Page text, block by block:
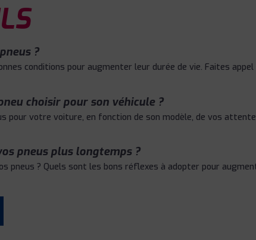
?
conditions pour augmenter leur durée de vie. Faites
choisir pour son véhicule ?
pour votre voiture, en fonction de son modèle, de vos
pneus plus longtemps ?
pneus ? Quels sont les bons réflexes à adopter pour